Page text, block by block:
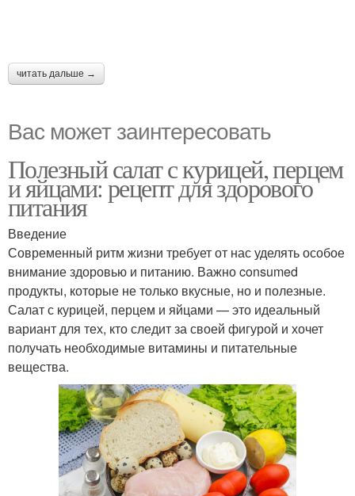
читать дальше →
Вас может заинтересовать
Полезный салат с курицей, перцем
и яйцами: рецепт для здорового
питания
Введение
Современный ритм жизни требует от нас уделять особое
внимание здоровью и питанию. Важно consumed
продукты, которые не только вкусные, но и полезные.
Салат с курицей, перцем и яйцами — это идеальный
вариант для тех, кто следит за своей фигурой и хочет
получать необходимые витамины и питательные
вещества.